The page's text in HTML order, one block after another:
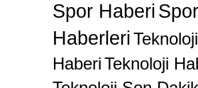
Spor Haberi Spor
HaberleriTeknoloji
HaberiTeknoloji